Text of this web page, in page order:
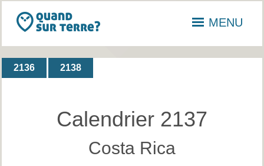
MENU
2136 2138
Calendrier 2137
Costa Rica